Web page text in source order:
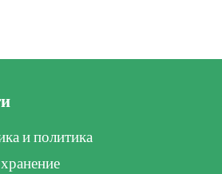
и политика